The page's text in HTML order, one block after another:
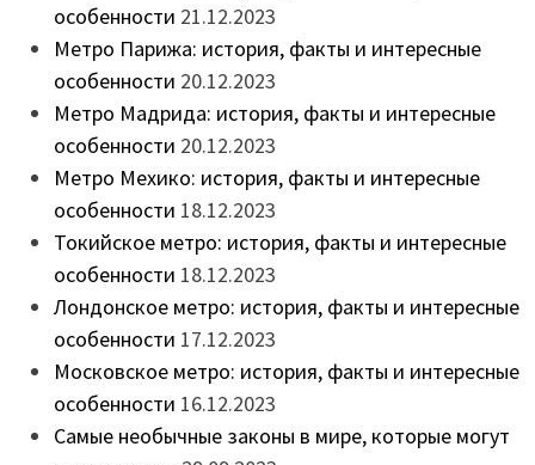
особенности 21.12.2023
Метро Парижа: история, факты и интересные
особенности 20.12.2023
Метро Мадрида: история, факты и интересные
особенности 20.12.2023
Метро Мехико: история, факты и интересные
особенности 18.12.2023
Токийское метро: история, факты и интересные
особенности 18.12.2023
Лондонское метро: история, факты и интересные
особенности 17.12.2023
Московское метро: история, факты и интересные
особенности 16.12.2023
Самые необычные законы в мире, которые могут